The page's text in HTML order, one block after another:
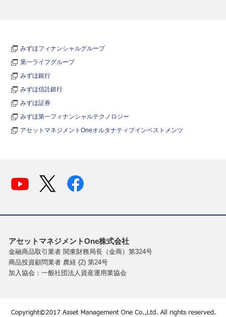
みずほフィナンシャルグループ
第一ライフグループ
みずほ銀行
みずほ信託銀行
みずほ証券
みずほ第一フィナンシャルテクノロジー
アセットマネジメントOneオルタナティブインベストメンツ
アセットマネジメントOne株式会社
金融商品取引業者 関東財務局長（金商）第324号
商品投資顧問業者 農経 (2) 第24号
加入協会：一般社団法人資産運用業協会